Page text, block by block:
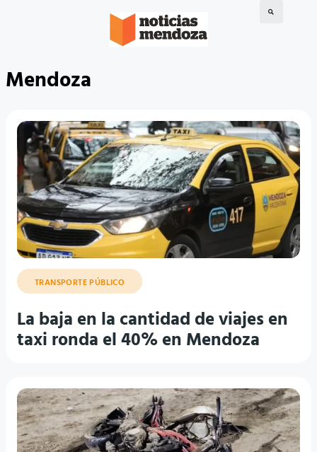
Mendoza
TRANSPORTE PÚBLICO
La baja en la cantidad de viajes en
taxi ronda el 40% en Mendoza